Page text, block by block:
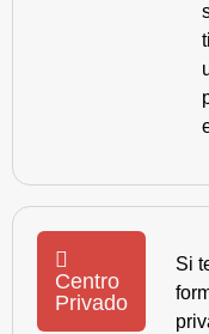
Centro
Privado
Si